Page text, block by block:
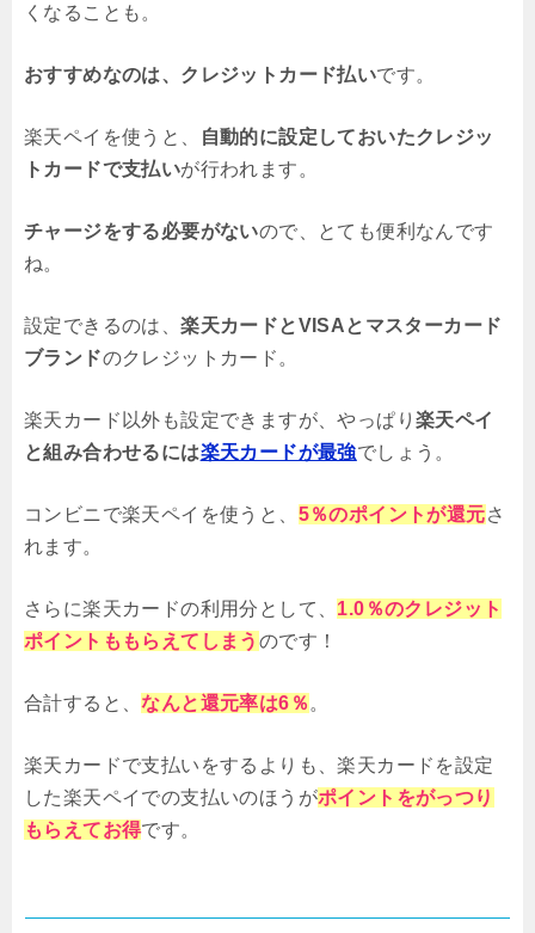
くなることも。
おすすめなのは、クレジットカード払いです。
楽天ペイを使うと、
自動的に設定しておいたクレジッ
トカードで支払いが行われます。
チャージをする必要がないので、とても便利なんです
ね。
設定できるのは、楽天カードとVISAとマスターカード
ブランドのクレジットカード。
楽天カード以外も設定できますが、やっぱり 楽天ペイ
と組み合わせるには楽天カードが最強でしょう。
コンビニで楽天ペイを使うと、 5％のポイントが還元さ
れます。
さらに楽天カードの利用分として、 1.0％のクレジット
ポイントももらえてしまう のです！
合計すると、なんと還元率は6％ 。
楽天カードで支払いをするよりも、楽天カードを設定
した楽天ペイでの支払いのほうがポイントをがっつり
もらえてお得です。